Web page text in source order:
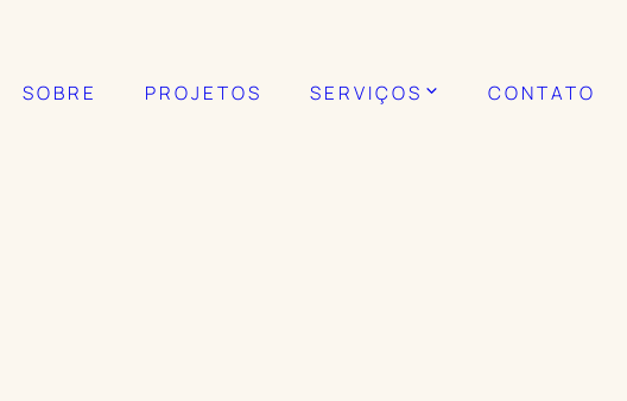
SOBRE PROJETOS SERVIÇOS CONTATO